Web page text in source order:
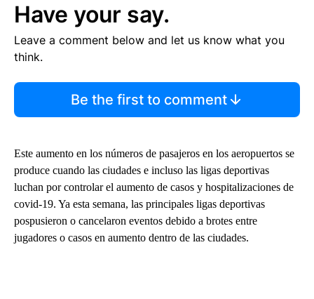
Have your say.
Leave a comment below and let us know what you
think.
Be the first to comment
Este aumento en los números de pasajeros en los aeropuertos se
produce cuando las ciudades e incluso las ligas deportivas
luchan por controlar el aumento de casos y hospitalizaciones de
covid-19. Ya esta semana, las principales ligas deportivas
pospusieron o cancelaron eventos debido a brotes entre
jugadores o casos en aumento dentro de las ciudades.